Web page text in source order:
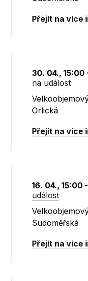
Přejít na více
30. 04., 15:00
na událost
Orlická
Přejít na více
16. 04., 15:00
událost
Sudoměřská
Přejít na více